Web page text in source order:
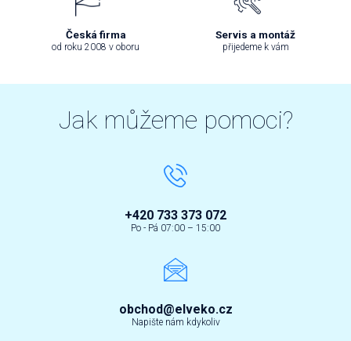
Česká firma
od roku 2008 v oboru
Servis a montáž
přijedeme k vám
Jak můžeme pomoci?
+420 733 373 072
Po - Pá 07:00 – 15:00
obchod@elveko.cz
Napište nám kdykoliv